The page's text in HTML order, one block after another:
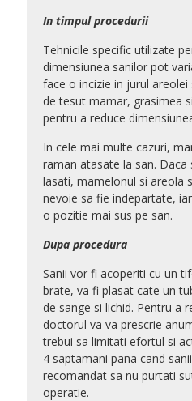
In timpul procedurii
Tehnicile specific utilizate
dimensiunea sanilor pot
face o incizie in jurul areolei
de tesut mamar, grasimea
pentru a reduce
In cele mai multe cazuri,
raman atasate la san.
lasati, mamelonul si areola
nevoie sa fie indepartate,
o pozitie mai sus pe san.
Dupa procedura
Sanii vor fi acoperiti cu un
brate, va fi plasat cate un
de sange si lichid. Pentru a
doctorul va va prescrie
trebui sa limitati efortul si
4 saptamani pana cand
recomandat sa nu purtati
operatie.